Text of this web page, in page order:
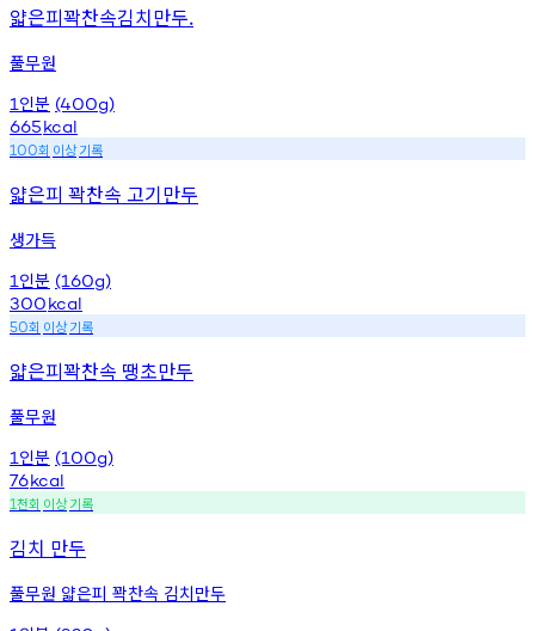
얇은피꽉찬속김치만두.
풀무원
1 인분 (400g)
665kcal
100회 이상기록
얇은피 꽉찬속 고기만두
생가득
1 인분 (160g)
300kcal
50회 이상기록
얇은피꽉찬속 땡초만두
풀무원
1 인분 (100g)
76kcal
1천회 이상기록
김치 만두
풀무원 얇은피 꽉찬속 김치만두